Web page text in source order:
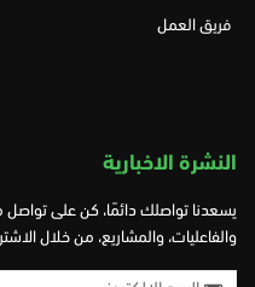
فريق العمل
النشرة الاخبارية
يسعدنا تواصلك دائمًا، كن على
والفاعليات، والمشاريع، من خلال